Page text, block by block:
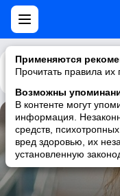
Применяются
Прочитать правила
Возможны
В контенте могут
информация.
средств,
вред здоровью, их
установленную
Каталог
Monstercat,
Au5 feat. Danyka